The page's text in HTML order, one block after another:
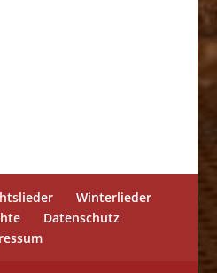
Winterlieder
Datenschutz